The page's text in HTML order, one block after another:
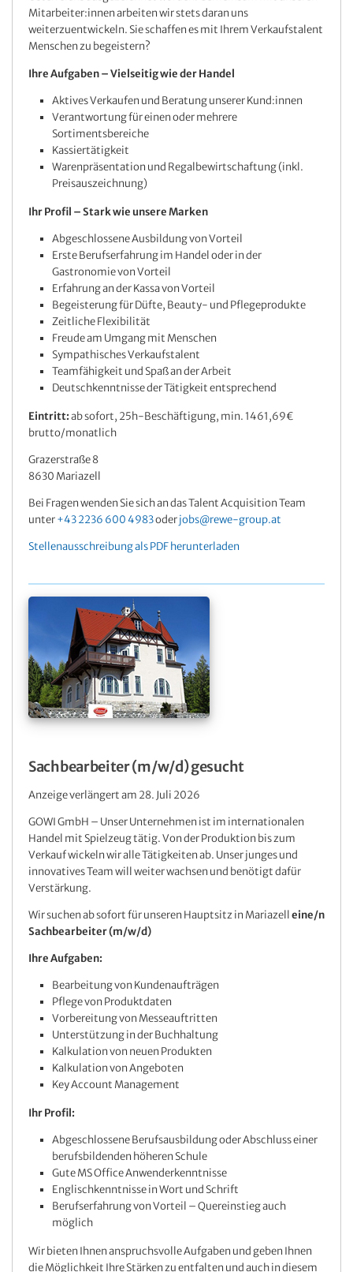
Mitarbeiter:innen arbeiten wir stets daran uns
weiterzuentwickeln. Sie schaffen es mit Ihrem Verkaufstalent
Menschen zu begeistern?
Ihre Aufgaben – Vielseitig wie der Handel
Aktives Verkaufen und Beratung unserer Kund:innen
Verantwortung für einen oder mehrere
Sortimentsbereiche
Kassiertätigkeit
Warenpräsentation und Regalbewirtschaftung (inkl.
Preisauszeichnung)
Ihr Profil – Stark wie unsere Marken
Abgeschlossene Ausbildung von Vorteil
Erste Berufserfahrung im Handel oder in der
Gastronomie von Vorteil
Erfahrung an der Kassa von Vorteil
Begeisterung für Düfte, Beauty- und Pflegeprodukte
Zeitliche Flexibilität
Freude am Umgang mit Menschen
Sympathisches Verkaufstalent
Teamfähigkeit und Spaß an der Arbeit
Deutschkenntnisse der Tätigkeit entsprechend
Eintritt:ab sofort, 25h-Beschäftigung, min. 1461,69€
brutto/monatlich
Grazerstraße 8
8630 Mariazell
Bei Fragen wenden Sie sich an das Talent Acquisition Team
unter+43 2236 600 4983oderjobs@rewe-group.at
Stellenausschreibung als PDF herunterladen
Sachbearbeiter (m/w/d) gesucht
Anzeige verlängert am 28. Juli 2026
GOWI GmbH – Unser Unternehmen ist im internationalen
Handel mit Spielzeug tätig. Von der Produktion bis zum
Verkauf wickeln wir alle Tätigkeiten ab. Unser junges und
innovatives Team will weiter wachsen und benötigt dafür
Verstärkung.
Wir suchen ab sofort für unseren Hauptsitz in Mariazelleine/n
Sachbearbeiter (m/w/d)
Ihre Aufgaben:
Bearbeitung von Kundenaufträgen
Pflege von Produktdaten
Vorbereitung von Messeauftritten
Unterstützung in der Buchhaltung
Kalkulation von neuen Produkten
Kalkulation von Angeboten
Key Account Management
Ihr Profil:
Abgeschlossene Berufsausbildung oder Abschluss einer
berufsbildenden höheren Schule
Gute MS Office Anwenderkenntnisse
Englischkenntnisse in Wort und Schrift
Berufserfahrung von Vorteil – Quereinstieg auch
möglich
Wir bieten Ihnen anspruchsvolle Aufgaben und geben Ihnen
die Möglichkeit Ihre Stärken zu entfalten und auch in diesem